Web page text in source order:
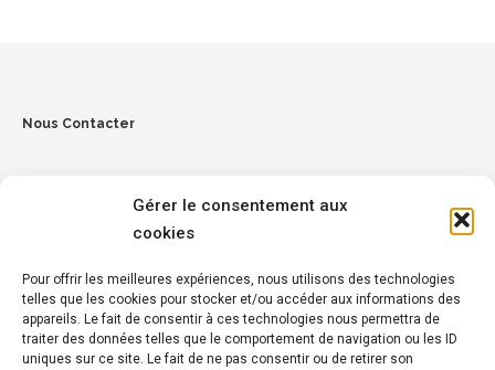
Gérer le consentement aux
cookies
Pour offrir les meilleures expériences, nous utilisons des technologies
telles que les cookies pour stocker et/ou accéder aux informations des
appareils. Le fait de consentir à ces technologies nous permettra de
traiter des données telles que le comportement de navigation ou les ID
uniques sur ce site. Le fait de ne pas consentir ou de retirer son
Nous Contacter
Penmez, 29150 Chateaulin
Tél :02 98 16 14 15